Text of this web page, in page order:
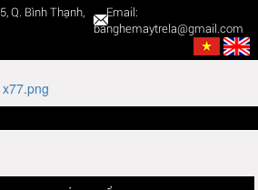
Q. Bình Thạnh,
Email:
banghemaytrela@gmail.com